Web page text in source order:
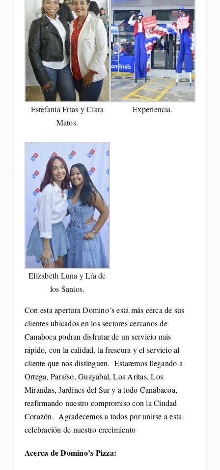
Estefanía Frias y Ciara
Matos.
Experiencia.
Elizabeth Luna y Lía de
los Santos.
Con esta apertura Domino´s está más cerca de sus
clientes ubicados en los sectores cercanos de
Canaboca podran disfrutar de un servicio más
rápido, con la calidad, la frescura y el servicio al
cliente que nos distinguen. Estaremos llegando a
Ortega, Paraíso, Guayabal, Los Aritas, Los
Mirandas, Jardines del Sur y a todo Canabacoa,
reafirmando nuestro compromiso con la Ciudad
Corazón. Agradecemos a todos por unirse a esta
celebración de nuestro crecimiento
Acerca de Domino’s Pizza: